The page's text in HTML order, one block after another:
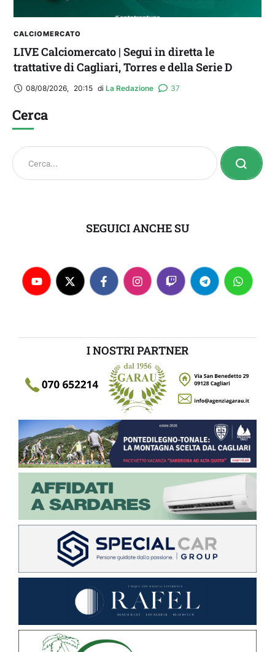
CALCIOMERCATO
LIVE Calciomercato | Segui in diretta le
trattative di Cagliari, Torres e della Serie D
08/08/2026, 20:15 di La Redazione 37
Cerca
SEGUICI ANCHE SU
I NOSTRI PARTNER